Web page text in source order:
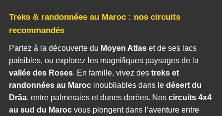
Treks & randonnées au Maroc : nos circuits
recommandés
Partez à la découverte du Moyen Atlaset de ses lacs
paisibles, ou explorez les magnifiques paysages de la
vallée des Roses. En famille, vivez des treks et
randonnées au Marocinoubliables dans le désert du
Drâa, entre palmeraies et dunes dorées. Nos circuits 4x4
au sud du Marocvous plongent dans l’aventure entre